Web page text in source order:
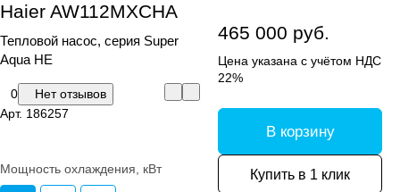
Haier AW112MXCHA
Тепловой насос, серия Super
Aqua HE
0
Нет отзывов
Арт. 186257
Мощность охлаждения, кВт
465 000 руб.
Цена указана с учётом НДС
22%
В корзину
Купить в 1 клик